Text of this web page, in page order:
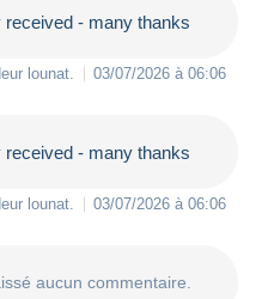
- many thanks
lounat. 03/07/2026 à 06:06
- many thanks
lounat. 03/07/2026 à 06:06
aucun commentaire.